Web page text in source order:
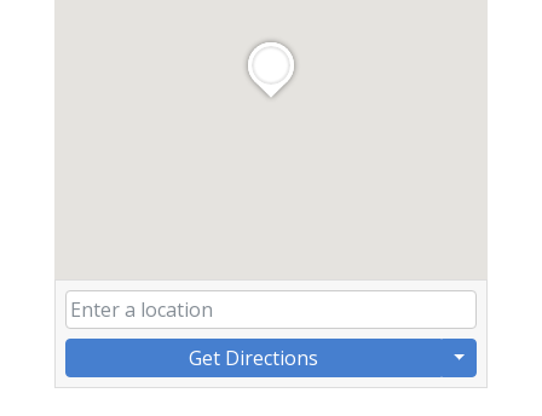
Get Directions